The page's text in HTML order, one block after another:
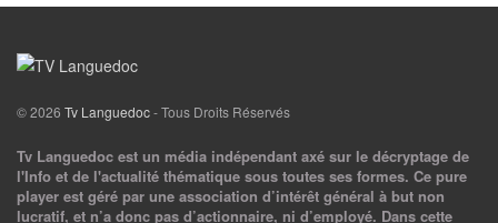
© 2026 Tv Languedoc- Tous Droits Réservés
Tv Languedoc est un média indépendant axé sur le décryptage de
l'Info et de l'actualité thématique sous toutes ses formes. Ce pure
player est géré par une association d’intérêt général à but non
lucratif, et n’a donc pas d’actionnaire, ni d’employé. Dans cette